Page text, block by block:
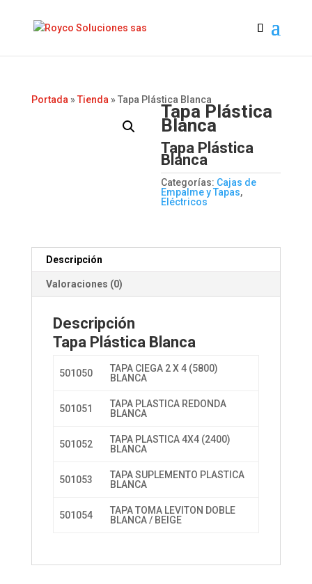
Portada » Tienda » Tapa Plástica Blanca
Tapa Plástica
Blanca
Tapa Plástica
Blanca
Categorías: Cajas de
Empalme y Tapas,
Eléctricos
Descripción
Valoraciones (0)
Descripción
Tapa Plástica Blanca
501050
TAPA CIEGA 2 X 4 (5800)
BLANCA
501051
TAPA PLASTICA REDONDA
BLANCA
501052
TAPA PLASTICA 4X4 (2400)
BLANCA
501053
TAPA SUPLEMENTO PLASTICA
BLANCA
501054
TAPA TOMA LEVITON DOBLE
BLANCA / BEIGE